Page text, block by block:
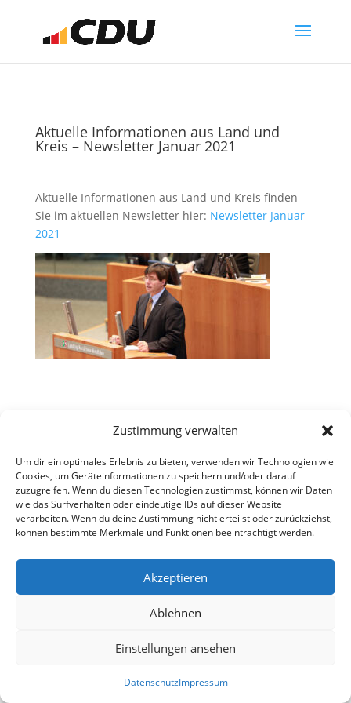
Zustimmung verwalten
Um dir ein optimales Erlebnis zu bieten, verwenden wir Technologien wie
Cookies, um Geräteinformationen zu speichern und/oder darauf
zuzugreifen. Wenn du diesen Technologien zustimmst, können wir Daten
wie das Surfverhalten oder eindeutige IDs auf dieser Website
verarbeiten. Wenn du deine Zustimmung nicht erteilst oder zurückziehst,
können bestimmte Merkmale und Funktionen beeinträchtigt werden.
Akzeptieren
Ablehnen
Einstellungen ansehen
DatenschutzImpressum
Aktuelle Informationen aus Land und
Kreis – Newsletter Januar 2021
Aktuelle Informationen aus Land und Kreis finden
Sie im aktuellen Newsletter hier: Newsletter Januar
2021